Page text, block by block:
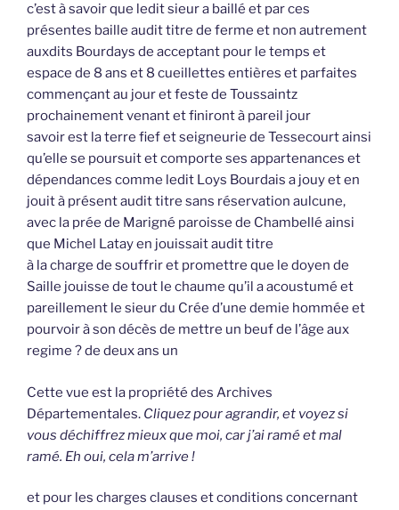
c’est à savoir que ledit sieur a baillé et par ces
présentes baille audit titre de ferme et non autrement
auxdits Bourdays de acceptant pour le temps et
espace de 8 ans et 8 cueillettes entières et parfaites
commençant au jour et feste de Toussaintz
prochainement venant et finiront à pareil jour
savoir est la terre fief et seigneurie de Tessecourt ainsi
qu’elle se poursuit et comporte ses appartenances et
dépendances comme ledit Loys Bourdais a jouy et en
jouit à présent audit titre sans réservation aulcune,
avec la prée de Marigné paroisse de Chambellé ainsi
que Michel Latay en jouissait audit titre
à la charge de souffrir et promettre que le doyen de
Saille jouisse de tout le chaume qu’il a acoustumé et
pareillement le sieur du Crée d’une demie hommée et
pourvoir à son décès de mettre un beuf de l’âge aux
regime ? de deux ans un
Cette vue est la propriété des Archives
Départementales. Cliquez pour agrandir, et voyez si
vous déchiffrez mieux que moi, car j’ai ramé et mal
ramé. Eh oui, cela m’arrive !
et pour les charges clauses et conditions concernant